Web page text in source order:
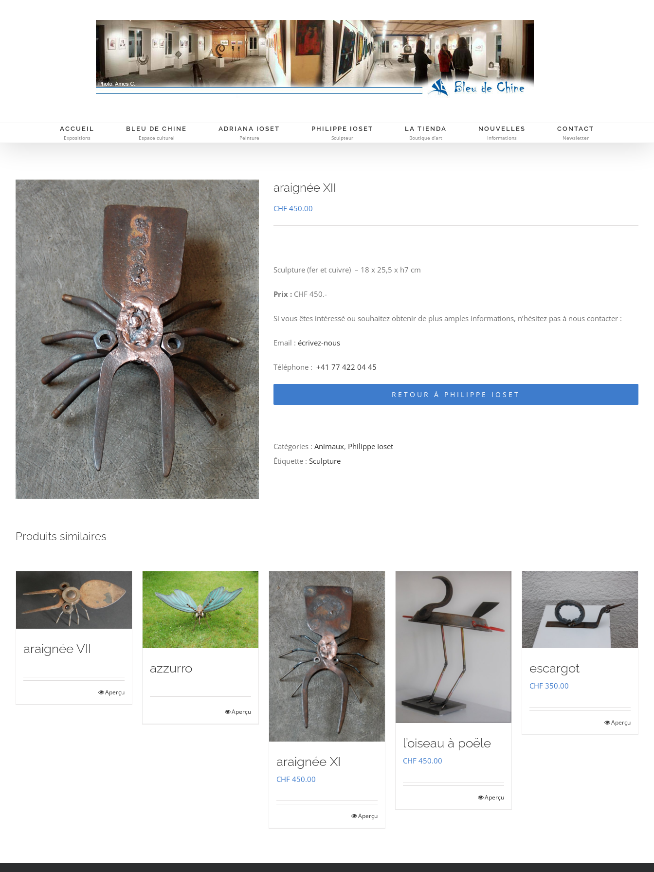
ACCUEIL
Expositions
BLEU DE CHINE
Espace culturel
ADRIANA IOSET
Peinture
PHILIPPE IOSET
Sculpteur
LA TIENDA
Boutique d’art
NOUVELLES
Informations
CONTACT
Newsletter
araignée XII
CHF 450.00
Sculpture (fer et cuivre) – 18 x 25,5 x h7 cm
Prix : CHF 450.-
Si vous êtes intéressé ou souhaitez obtenir de plus amples informations, n’hésitez pas à nous contacter :
Email : écrivez-nous
Téléphone : +41 77 422 04 45
RETOUR À PHILIPPE IOSET
Catégories : Animaux, Philippe Ioset
Étiquette : Sculpture
Produits similaires
araignée VII
Aperçu
azzurro
Aperçu
araignée XI
CHF 450.00
Aperçu
l’oiseau à poële
CHF 450.00
Aperçu
escargot
CHF 350.00
Aperçu